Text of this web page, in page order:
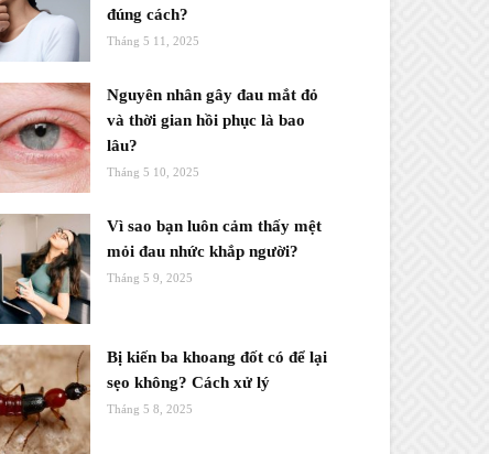
đúng cách?
Tháng 5 11, 2025
Nguyên nhân gây đau mắt đỏ
và thời gian hồi phục là bao
lâu?
Tháng 5 10, 2025
Vì sao bạn luôn cảm thấy mệt
mỏi đau nhức khắp người?
Tháng 5 9, 2025
Bị kiến ba khoang đốt có để lại
sẹo không? Cách xử lý
Tháng 5 8, 2025